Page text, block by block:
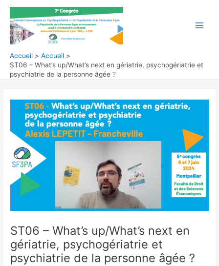
contenu
Accueil
Accueil
ST06 – What’s up/What’s next en gériatrie, psychogériatrie et
psychiatrie de la personne âgée ?
ST06 – What’s up/What’s next en
gériatrie, psychogériatrie et
psychiatrie de la personne âgée ?